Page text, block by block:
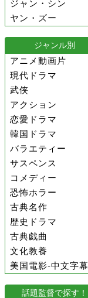
ジャン・シン
ヤン・ズー
ジャンル別
アニメ動画片
現代ドラマ
武侠
アクション
恋愛ドラマ
韓国ドラマ
バラエティー
サスペンス
コメディー
恐怖ホラー
古典名作
歴史ドラマ
古典戯曲
文化教養
美国電影-中文字幕
話題監督で探す！